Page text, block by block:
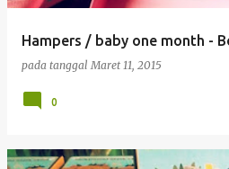
Hampers / baby one month -
pada tanggalMaret 11, 2015
0